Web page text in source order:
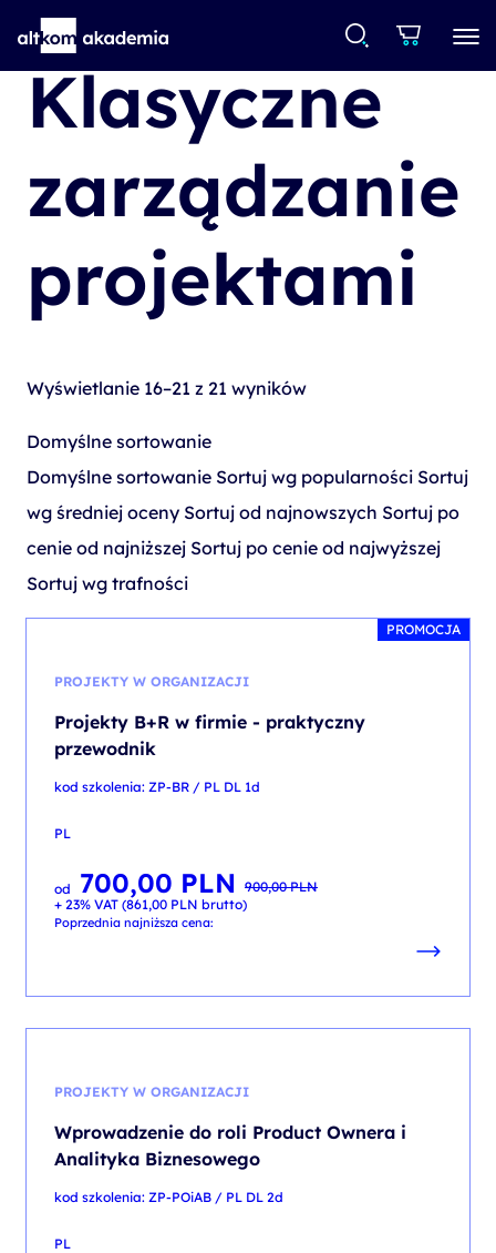
Klasyczne
zarządzanie
projektami
Wyświetlanie 16–21 z 21 wyników
Domyślne sortowanie
Domyślne sortowanie Sortuj wg popularności Sortuj
wg średniej oceny Sortuj od najnowszych Sortuj po
cenie od najniższej Sortuj po cenie od najwyższej
Sortuj wg trafności
PROMOCJA
PROJEKTY W ORGANIZACJI
Projekty B+R w firmie - praktyczny
przewodnik
kod szkolenia: ZP-BR / PL DL 1d
PL
od 900,00PLN
Pierwotna
cena
wynosiła:
900,00 PLN.
700,00 PLN
Aktualna
cena
wynosi:
700,00 PLN.
+ 23% VAT (861,00 PLN brutto)
Poprzednia najniższa cena:
PROJEKTY W ORGANIZACJI
Wprowadzenie do roli Product Ownera i
Analityka Biznesowego
kod szkolenia: ZP-POiAB / PL DL 2d
PL